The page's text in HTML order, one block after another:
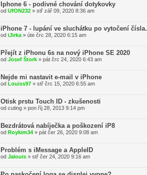
Iphone 6 - podivné chování dotykovky
od UfON232 » stř zář 09, 2020 8:36 am
iPhone 7 - lupání ve sluchátku po vytočení čísla.
od iJirka » úte črc 28, 2020 6:15 am
Přejít z iPhonu 6s na nový iPhone SE 2020
od Josef Štork » pát črc 24, 2020 6:43 am
Nejde mi nastavit e-mail v iPhone
od Louiss97 » stř črc 15, 2020 6:55 am
Otisk prstu Touch ID - zkušenosti
od cuting » pon říj 28, 2013 9:14 pm
Bezdrátová nabíječka a poškození iP8
od Roykim34 » pát čer 26, 2020 9:08 am
Problém s iMessage a AppleID
od Jalouis » stř čer 24, 2020 9:16 am